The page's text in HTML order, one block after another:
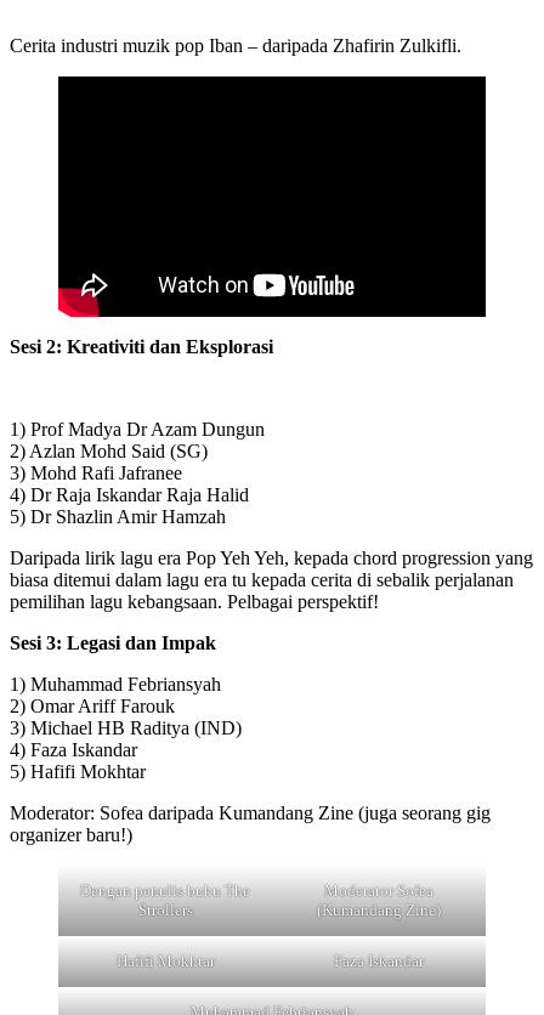
Cerita industri muzik pop Iban – daripada Zhafirin Zulkifli.
Sesi 2: Kreativiti dan Eksplorasi
1) Prof Madya Dr Azam Dungun
2) Azlan Mohd Said (SG)
3) Mohd Rafi Jafranee
4) Dr Raja Iskandar Raja Halid
5) Dr Shazlin Amir Hamzah
Daripada lirik lagu era Pop Yeh Yeh, kepada chord progression yang
biasa ditemui dalam lagu era tu kepada cerita di sebalik perjalanan
pemilihan lagu kebangsaan. Pelbagai perspektif!
Sesi 3: Legasi dan Impak
1) Muhammad Febriansyah
2) Omar Ariff Farouk
3) Michael HB Raditya (IND)
4) Faza Iskandar
5) Hafifi Mokhtar
Moderator: Sofea daripada Kumandang Zine (juga seorang gig
organizer baru!)
Dengan penulis buku The
Strollers
Moderator Sofea
(Kumandang Zine)
Hafifi Mokhtar Faza Iskandar